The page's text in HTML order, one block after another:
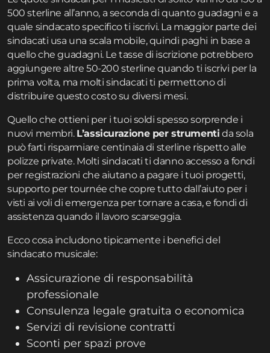
500 sterline all’anno, a seconda di quanto guadagni e a
quale sindacato specifico ti iscrivi. La maggior parte dei
sindacati usa una scala mobile, quindi paghi in base a
quello che guadagni. Le tasse di iscrizione potrebbero
aggiungere altre 50-200 sterline quando ti iscrivi per la
prima volta, ma molti sindacati ti permettono di
distribuire questo costo su diversi mesi.
Quello che ottieni per i tuoi soldi spesso sorprende i
nuovi membri. L’assicurazione per strumenti da sola
può farti risparmiare centinaia di sterline rispetto alle
polizze private. Molti sindacati ti danno accesso a fondi
per registrazioni che aiutano a pagare i tuoi progetti,
supporto per tournée che copre tutto dall’aiuto per i
visti ai voli di emergenza per tornare a casa, e fondi di
assistenza quando il lavoro scarseggia.
Ecco cosa includono tipicamente i benefici del
sindacato musicale:
Assicurazione di responsabilità
professionale
Consulenza legale gratuita o economica
Servizi di revisione contratti
Sconti per spazi prove